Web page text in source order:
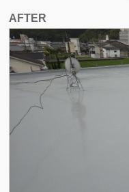
AFTER